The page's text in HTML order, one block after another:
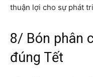
thuận lợi cho sự phát
8/ Bón phân
đúng Tết